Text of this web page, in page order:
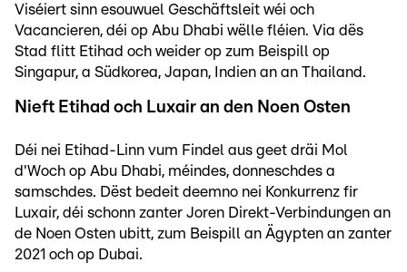
Viséiert sinn esouwuel Geschäftsleit wéi och
Vacancieren, déi op Abu Dhabi wëlle fléien. Via dës
Stad flitt Etihad och weider op zum Beispill op
Singapur, a Südkorea, Japan, Indien an an Thailand.
Nieft Etihad och Luxair an den Noen Osten
Déi nei Etihad-Linn vum Findel aus geet dräi Mol
d'Woch op Abu Dhabi, méindes, donneschdes a
samschdes. Dëst bedeit deemno nei Konkurrenz fir
Luxair, déi schonn zanter Joren Direkt-Verbindungen an
de Noen Osten ubitt, zum Beispill an Ägypten an zanter
2021 och op Dubai.